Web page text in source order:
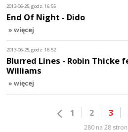
2013-06-25, godz. 16:55
End Of Night - Dido
» więcej
2013-06-25, godz. 16:52
Blurred Lines - Robin Thicke
Williams
» więcej
1 2 3
280 na 28